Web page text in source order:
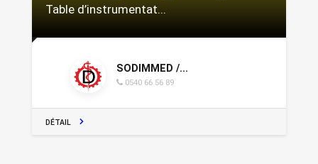
Table d’instrumentat...
SODIMMED /...
0540 66 56 89
DÉTAIL